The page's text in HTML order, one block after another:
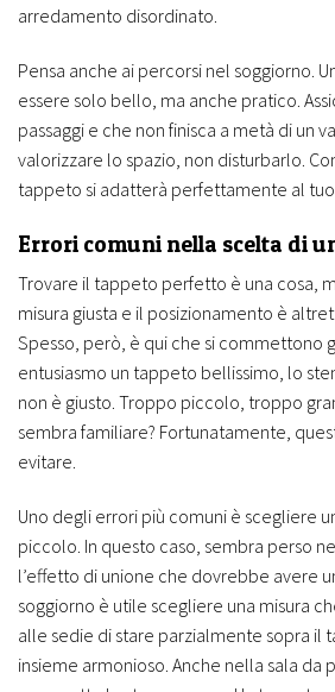
arredamento disordinato.
Pensa anche ai percorsi nel soggiorno.
essere solo bello, ma anche pratico.
passaggi e che non finisca a metà di un
valorizzare lo spazio, non disturbarlo.
tappeto si adatterà perfettamente al
Errori comuni nella scelta di
Trovare il tappeto perfetto è una cosa,
misura giusta e il posizionamento è
Spesso, però, è qui che si commettono
entusiasmo un tappeto bellissimo, lo
non è giusto. Troppo piccolo, troppo
sembra familiare? Fortunatamente,
evitare.
Uno degli errori più comuni è scegliere
piccolo. In questo caso, sembra perso
l’effetto di unione che dovrebbe avere
soggiorno è utile scegliere una misura
alle sedie di stare parzialmente sopra il
insieme armonioso. Anche nella sala da